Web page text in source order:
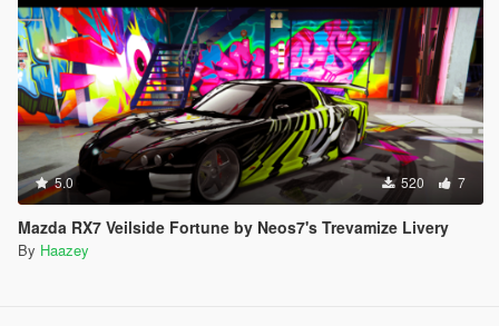
5.0 520 7
Mazda RX7 Veilside Fortune by Neos7's Trevamize Livery
By Haazey